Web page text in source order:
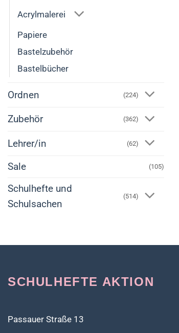
Acrylmalerei
Papiere
Bastelzubehör
Bastelbücher
Ordnen (224)
Zubehör (362)
Lehrer/in (62)
Sale (105)
Schulhefte und
Schulsachen
(514)
SCHULHEFTE AKTION
Passauer Straße 13